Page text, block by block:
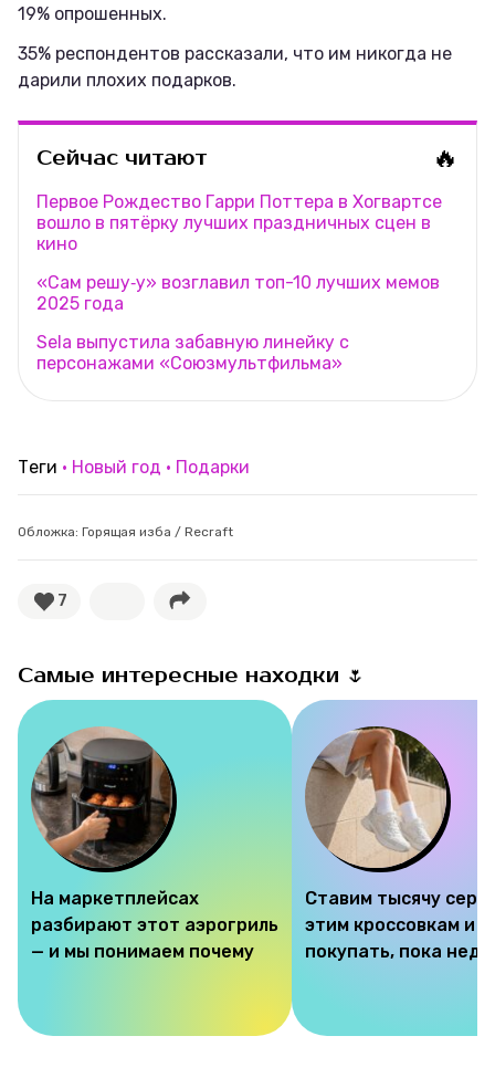
19% опрошенных.
35% респондентов рассказали, что им никогда не
дарили плохих подарков.
Сейчас читают 🔥
Первое Рождество Гарри Поттера в Хогвартсе
вошло в пятёрку лучших праздничных сцен в
кино
«Сам решу‑у» возглавил топ-10 лучших мемов
2025 года
Sela выпустила забавную линейку с
персонажами «Союзмультфильма»
Теги Новый год Подарки
Обложка: Горящая изба / Recraft
7
Самые интересные находки 🌷
На маркетплейсах
разбирают этот аэрогриль
— и мы понимаем почему
Ставим тысячу
этим кроссовкам и
покупать, пока